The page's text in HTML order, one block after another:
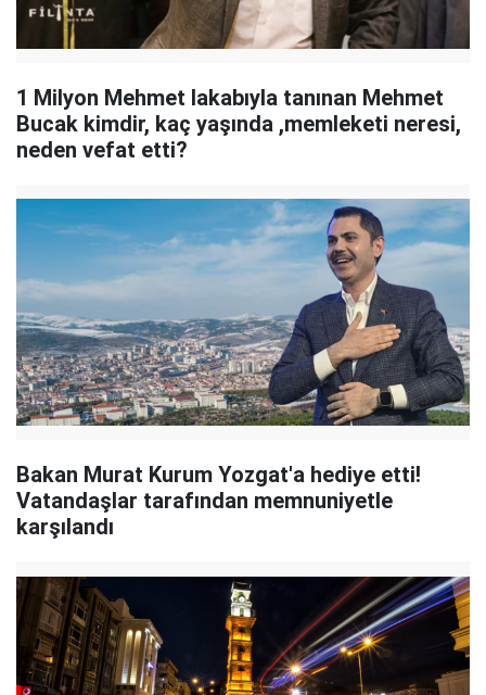
1 Milyon Mehmet lakabıyla tanınan Mehmet
Bucak kimdir, kaç yaşında ,memleketi neresi,
neden vefat etti?
Bakan Murat Kurum Yozgat'a hediye etti!
Vatandaşlar tarafından memnuniyetle
karşılandı